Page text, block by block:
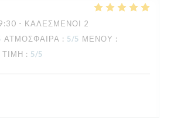
- ΚΑΛΕΣΜΈΝΟΙ 2
ΑΤΜΌΣΦΑΙΡΑ : 5/5 ΜΕΝΟΎ :
: 5/5